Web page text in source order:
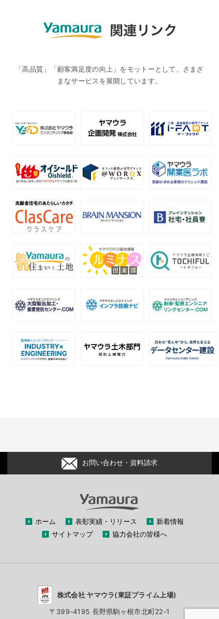
「高品質」「顧客満足度の向上」をモットーとして、さまざ
まなサービスを展開しています。
お問い合わせ・資料請求
ホーム 表彰実績・リリース
新着情報
サイトマップ
協力会社の皆様へ
株式会社 ヤマウラ(東証プライム上場)
〒399-4195 長野県駒ヶ根市北町22-1